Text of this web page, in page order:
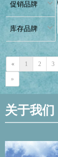
促销品牌
库存品牌
« 1 2 3
»
关于我们